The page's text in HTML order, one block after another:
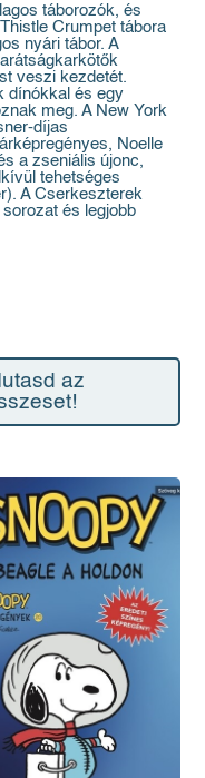
táborozók, és
Crumpet tábora
nyári tábor. A
veszi kezdetét.
dínókkal és egy
meg. A New York
díjas
Noelle
a zseniális újonc,
tehetséges
A Cserkeszterek
és legjobb
az